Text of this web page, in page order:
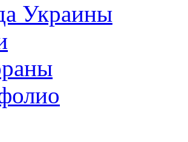
Украины